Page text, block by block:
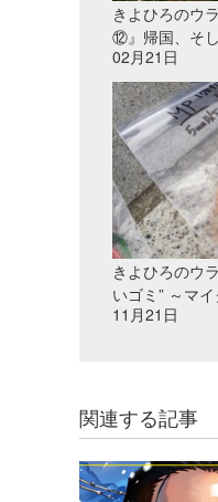
きよひろのウ
⑫』帰国、そ
02月21日
きよひろのウ
いゴミ” ～マ
11月21日
関連する記事